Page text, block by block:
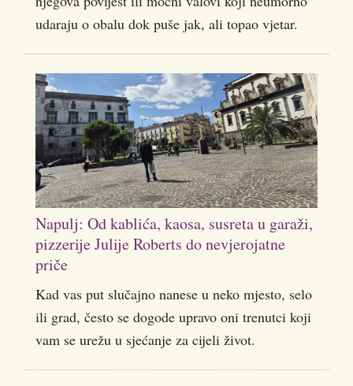
udaraju o obalu dok puše jak, ali topao vjetar.
Napulj: Od kablića, kaosa, susreta u garaži,
pizzerije Julije Roberts do nevjerojatne
priče
Kad vas put slučajno nanese u neko mjesto, selo
ili grad, često se dogode upravo oni trenutci koji
vam se urežu u sjećanje za cijeli život.